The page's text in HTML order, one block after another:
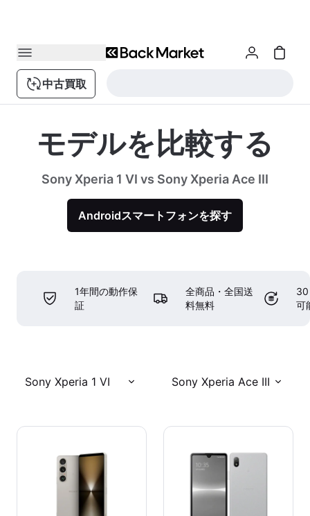
中古買取
モデルを比較する
Sony Xperia 1 VI vs Sony Xperia Ace III
Androidスマートフォンを探す
1年間の動作保
証
全商品・全国送
料無料
30
可
Sony Xperia 1 VI Sony Xperia Ace III